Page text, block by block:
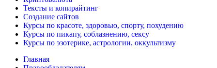
Тексты и копирайтинг
Создание сайтов
Курсы по красоте, здоровью, спорту, похудению
Курсы по пикапу, соблазнению, сексу
Курсы по эзотерике, астрологии, оккультизму
Главная